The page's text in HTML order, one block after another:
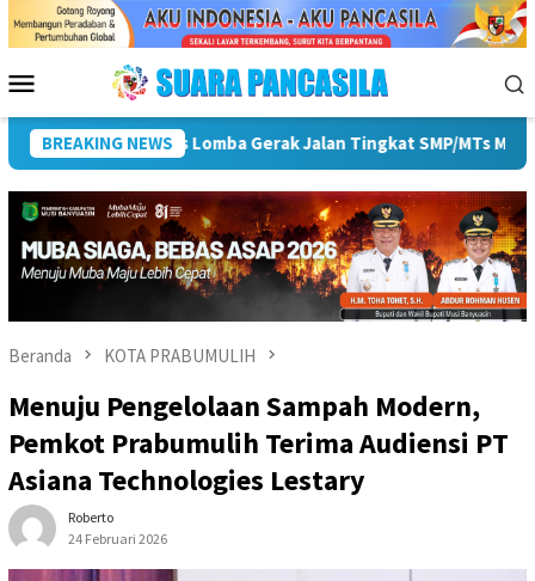
Menu
Mobile
BREAKING NEWS
Lubuk Linggau Sosialisasikan Tanda Tangan Elektronik
Beranda KOTA PRABUMULIH
Menuju Pengelolaan Sampah Modern,
Pemkot Prabumulih Terima Audiensi PT
Asiana Technologies Lestary
Roberto
24 Februari 2026